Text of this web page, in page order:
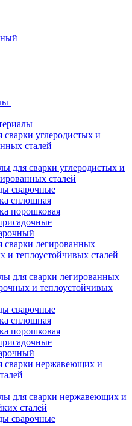
углеродистых и
сталей
для сварки углеродистых и
сталей
сварочные
сплошная
порошковая
сварки легированных
и теплоустойчивых сталей
для сварки легированных
и теплоустойчивых
сварочные
сплошная
порошковая
сварки нержавеющих и
для сварки нержавеющих и
сталей
сварочные